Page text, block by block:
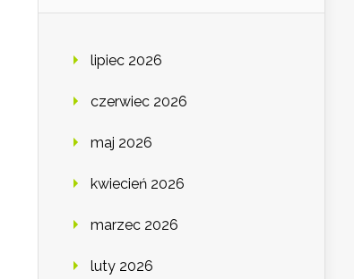
lipiec 2026
czerwiec 2026
maj 2026
kwiecień 2026
marzec 2026
luty 2026